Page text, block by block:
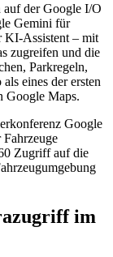
auf der Google I/O
Gemini für
KI-Assistent – mit
zugreifen und die
Parkregeln,
eines der ersten
Google Maps.
Google
Zugriff auf die
im